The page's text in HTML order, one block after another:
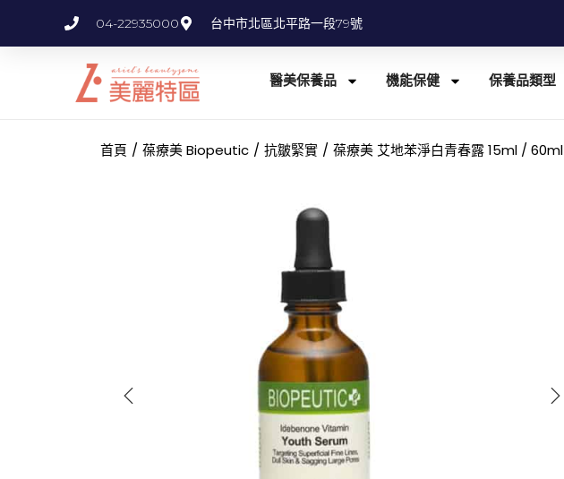
04-22935000 台中市北區北平路一段79號
醫美保養品 機能保健 保養品類型
首頁 / 葆療美 Biopeutic / 抗皺緊實 / 葆療美 艾地苯淨白青春露 15ml / 60ml